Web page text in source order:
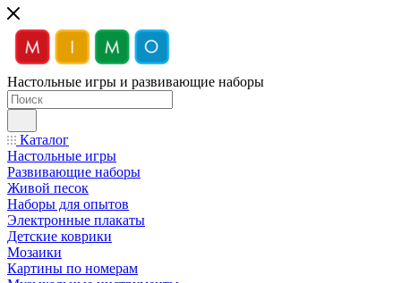
Настольные игры и развивающие наборы
Каталог
Настольные игры
Развивающие наборы
Живой песок
Наборы для опытов
Электронные плакаты
Детские коврики
Мозаики
Картины по номерам